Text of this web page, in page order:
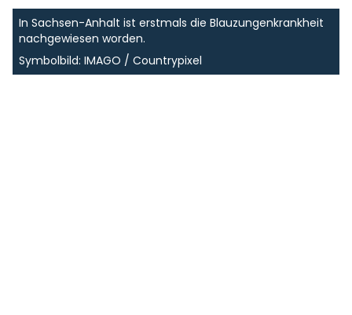
In Sachsen-Anhalt ist erstmals die Blauzungenkrankheit
nachgewiesen worden.
Symbolbild: IMAGO / Countrypixel